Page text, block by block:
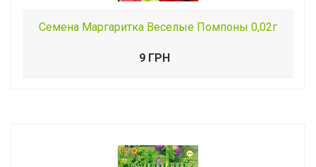
Семена Маргаритка Веселые Помпоны 0,02г
9 ГРН